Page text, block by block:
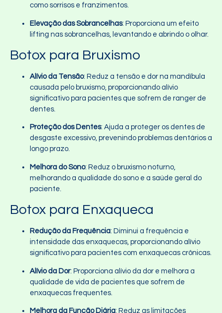
como sorrisos e franzimentos.
Elevação das Sobrancelhas: Proporciona um efeito
lifting nas sobrancelhas, levantando e abrindo o olhar.
Botox para Bruxismo
Alívio da Tensão: Reduz a tensão e dor na mandíbula
causada pelo bruxismo, proporcionando alívio
significativo para pacientes que sofrem de ranger de
dentes.
Proteção dos Dentes: Ajuda a proteger os dentes de
desgaste excessivo, prevenindo problemas dentários a
longo prazo.
Melhora do Sono: Reduz o bruxismo noturno,
melhorando a qualidade do sono e a saúde geral do
paciente.
Botox para Enxaqueca
Redução da Frequência: Diminui a frequência e
intensidade das enxaquecas, proporcionando alívio
significativo para pacientes com enxaquecas crônicas.
Alívio da Dor: Proporciona alívio da dor e melhora a
qualidade de vida de pacientes que sofrem de
enxaquecas frequentes.
Melhora da Função Diária: Reduz as limitações